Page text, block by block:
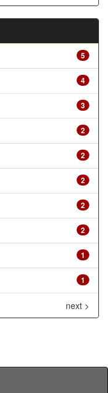
5
4
3
2
2
2
2
2
1
1
next >